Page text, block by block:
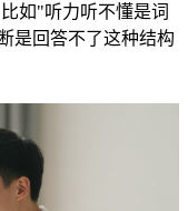
如"听力听不懂是词
是回答不了这种结构